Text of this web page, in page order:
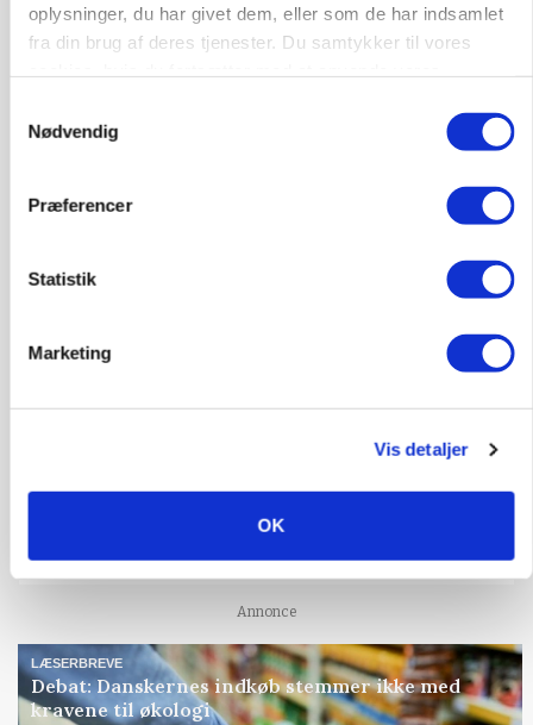
oplysninger, du har givet dem, eller som de har indsamlet
fra din brug af deres tjenester. Du samtykker til vores
Nødvendig
Præferencer
Statistik
Marketing
Vis detaljer
OK
såplaner: - Jeg føler mig pisset på
Svineproducenter kalder Danish Crowns
notering en katastrofe
Annonce
LÆSERBREVE
Debat: Danskernes indkøb stemmer ikke med
kravene til økologi